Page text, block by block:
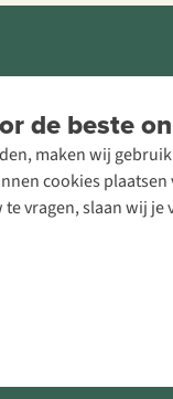
de beste
maken wij
cookies
vragen, slaan wij